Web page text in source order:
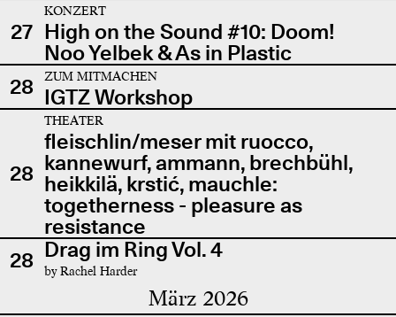
27
KONZERT
High on the Sound #10: Doom!
Noo Yelbek & As in Plastic
28
ZUM MITMACHEN
IGTZ Workshop
28
THEATER
fleischlin/meser mit ruocco,
kannewurf, ammann, brechbühl,
heikkilä, krstić, mauchle:
togetherness - pleasure as
resistance
28 Drag im Ring Vol. 4
by Rachel Harder
März 2026